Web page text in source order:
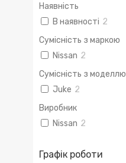
Наявність
В наявності 2
Сумісність з маркою
Nissan 2
Сумісність з моделлю
Juke 2
Виробник
Nissan 2
Графік роботи